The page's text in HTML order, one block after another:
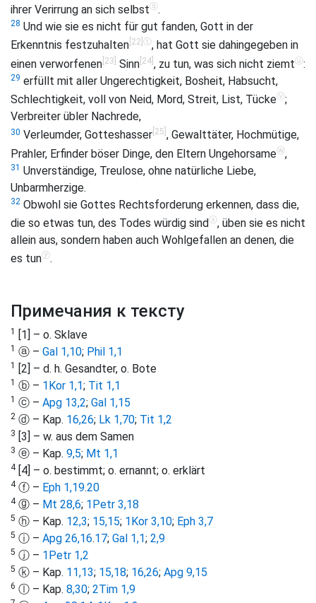
ihrer Verirrung an sich selbstⓢ.
28 Und wie sie es nicht für gut fanden, Gott in der
Erkenntnis festzuhalten [22] ⓣ, hat Gott sie dahingegeben in
einen verworfenen [23] Sinn [24] , zu tun, was sich nicht ziemtⓤ:
29 erfüllt mit aller Ungerechtigkeit, Bosheit, Habsucht,
Schlechtigkeit, voll von Neid, Mord, Streit, List, Tückeⓥ;
Verbreiter übler Nachrede,
30 Verleumder, Gotteshasser [25] , Gewalttäter, Hochmütige,
Prahler, Erfinder böser Dinge, den Eltern Ungehorsameⓦ,
31 Unverständige, Treulose, ohne natürliche Liebe,
Unbarmherzige.
32 Obwohl sie Gottes Rechtsforderung erkennen, dass die,
die so etwas tun, des Todes würdig sindⓧ, üben sie es nicht
allein aus, sondern haben auch Wohlgefallen an denen, die
es tunⓨ.
Примечания к тексту
1 [1] – o. Sklave
1 ⓐ – Gal 1,10; Phil 1,1
1 [2] – d. h. Gesandter, o. Bote
1 ⓑ – 1Kor 1,1; Tit 1,1
1 ⓒ – Apg 13,2; Gal 1,15
2 ⓓ – Kap. 16,26; Lk 1,70; Tit 1,2
3 [3] – w. aus dem Samen
3 ⓔ – Kap. 9,5; Mt 1,1
4[4] – o. bestimmt; o. ernannt; o. erklärt
4ⓕ – Eph 1,19.20
4ⓖ – Mt 28,6; 1Petr 3,18
5 ⓗ – Kap. 12,3; 15,15; 1Kor 3,10; Eph 3,7
5 ⓘ – Apg 26,16.17; Gal 1,1; 2,9
5 ⓙ – 1Petr 1,2
5 ⓚ – Kap. 11,13; 15,18; 16,26; Apg 9,15
6 ⓛ – Kap. 8,30; 2Tim 1,9